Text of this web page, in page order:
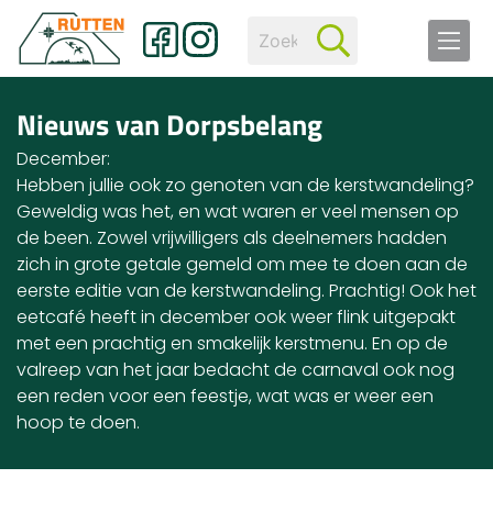
Nieuws van Dorpsbelang
December:
Hebben jullie ook zo genoten van de kerstwandeling?
Geweldig was het, en wat waren er veel mensen op
de been. Zowel vrijwilligers als deelnemers hadden
zich in grote getale gemeld om mee te doen aan de
eerste editie van de kerstwandeling. Prachtig! Ook het
eetcafé heeft in december ook weer flink uitgepakt
met een prachtig en smakelijk kerstmenu. En op de
valreep van het jaar bedacht de carnaval ook nog
een reden voor een feestje, wat was er weer een
hoop te doen.